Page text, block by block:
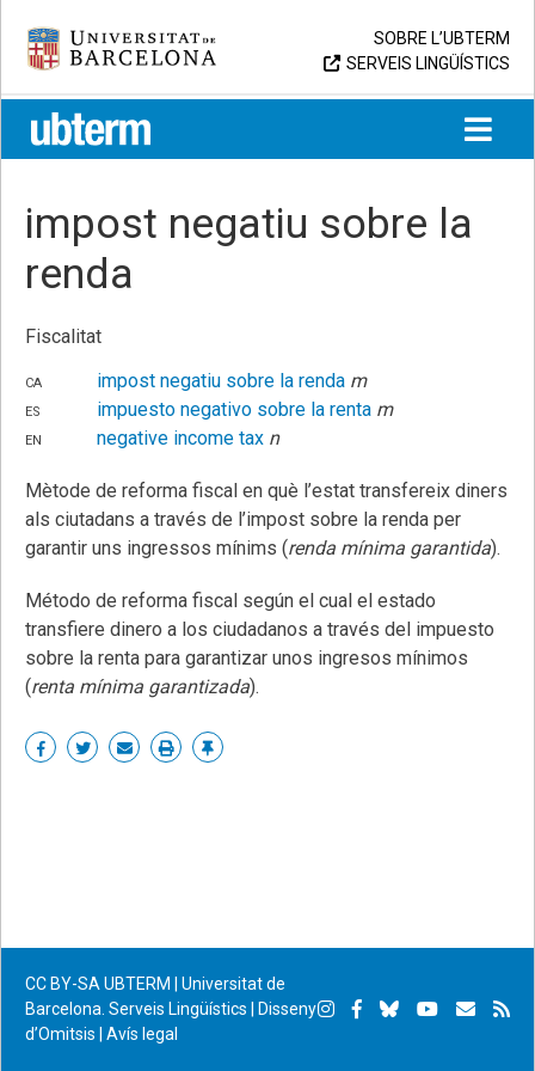
content
Universitat de Barcelona
SOBRE L’UBTERM
SERVEIS LINGÜÍSTICS
UB > UBTERM
impost negatiu sobre la
renda
Fiscalitat
ca
impost negatiu sobre la renda m
es
impuesto negativo sobre la renta m
en
negative income tax n
Mètode de reforma fiscal en què l’estat transfereix diners
als ciutadans a través de l’impost sobre la renda per
garantir uns ingressos mínims (renda mínima garantida).
Método de reforma fiscal según el cual el estado
transfiere dinero a los ciudadanos a través del impuesto
sobre la renta para garantizar unos ingresos mínimos
(renta mínima garantizada).
Share ShareSharePrint Enllaç
CC BY-SA UBTERM | Universitat de
Barcelona. Serveis Lingüístics
Disseny
d’Omitsis
Avís legal
Instagram
Facebook
BlueskyYouTube